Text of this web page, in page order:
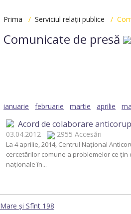
Prima / Serviciul relații publice /
Comunicate de presă
ianuarie februarie martie aprilie
Acord de colaborare
03.04.2012 2955 Accesări
La 4 aprilie, 2014, Centrul Naţional
cercetărilor comune a problemelor ce
naţionale în...
şi Sfînt 198